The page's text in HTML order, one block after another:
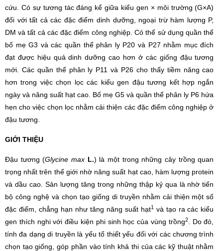
cứu. Có sự tương tác đáng kể giữa kiểu gen × môi trường (G×A)
đối với tất cả các đặc điểm dinh dưỡng, ngoại trừ hàm lượng P,
DM và tất cả các đặc điểm công nghiệp. Có thể sử dụng quần thể
bố mẹ G3 và các quần thể phân ly P20 và P27 nhằm mục đích
đạt được hiệu quả dinh dưỡng cao hơn ở các giống đậu tương
mới. Các quần thể phân ly P11 và P26 cho thấy tiềm năng cao
hơn trong việc chọn lọc các kiểu gen đậu tương kết hợp ngắn
ngày và năng suất hạt cao. Bố mẹ G5 và quần thể phân ly P6 hứa
hẹn cho việc chọn lọc nhằm cải thiện các đặc điểm công nghiệp ở
đậu tương.
GIỚI THIỆU
Đậu tương (Glycine max L.) là một trong những cây trồng quan
trọng nhất trên thế giới nhờ năng suất hạt cao, hàm lượng protein
và dầu cao. Sản lượng tăng trong những thập kỷ qua là nhờ tiến
bộ công nghệ và chọn tạo giống di truyền nhằm cải thiện một số
đặc điểm, chẳng hạn như tăng năng suất hạt1và tạo ra các kiểu
gen thích nghi với điều kiện phi sinh học của vùng trồng2. Do đó,
tính đa dạng di truyền là yếu tố thiết yếu đối với các chương trình
chọn tạo giống, góp phần vào tính khả thi của các kỹ thuật nhằm